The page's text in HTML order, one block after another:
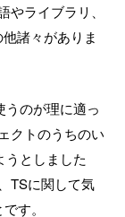
ライブラリ、
諸々がありま
うのが理に適っ
クトのうちのい
うとしました
TSに関して気
す。